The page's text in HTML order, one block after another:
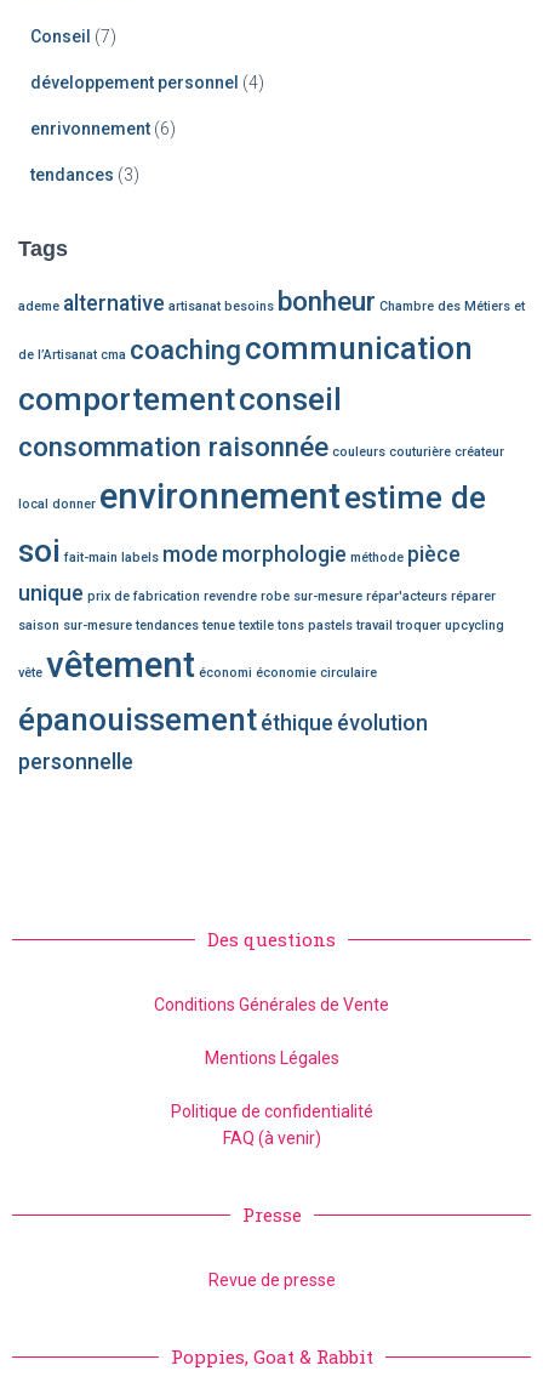
Conseil (7)
développement personnel (4)
enrivonnement (6)
tendances (3)
Tags
ademe alternative artisanat besoins bonheur Chambre des Métiers et
de l’Artisanat cma coachingcommunication
comportementconseil
consommation raisonnée couleurs couturière créateur
local donner environnementestime de
soi fait-main labels mode morphologie méthode pièce
unique prix de fabrication revendre robe sur-mesure répar'acteurs réparer
saison sur-mesure tendances tenue textile tons pastels travail troquer upcycling
vête vêtement économi économie circulaire
épanouissement éthique évolution
personnelle
Des questions
Conditions Générales de Vente
Mentions Légales
Politique de confidentialité
FAQ (à venir)
Presse
Revue de presse
Poppies, Goat & Rabbit